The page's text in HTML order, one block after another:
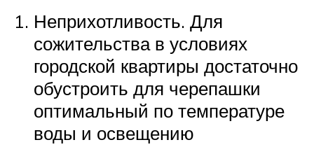
Неприхотливость. Для
сожительства в условиях
городской квартиры достаточно
обустроить для черепашки
оптимальный по температуре
воды и освещению